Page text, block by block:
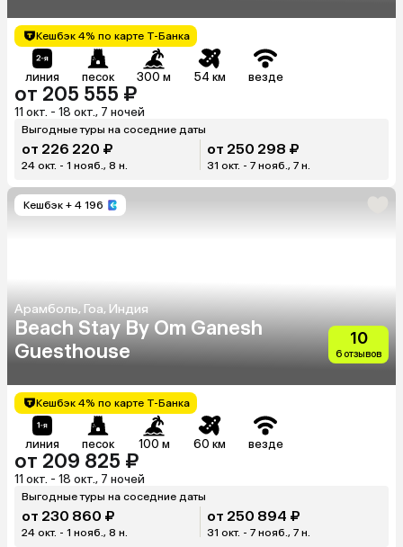
Кешбэк 4% по карте Т-Банка
линия песок 300 м 54 км везде
от 205 555 ₽
11 окт. - 18 окт., 7 ночей
Выгодные туры на соседние даты
от 226 220 ₽
24 окт. - 1 нояб., 8 н.
от 250 298 ₽
31 окт. - 7 нояб., 7 н.
Кешбэк + 4 196
Арамболь, Гоа, Индия
Beach Stay By Om Ganesh
Guesthouse
10
6 отзывов
Кешбэк 4% по карте Т-Банка
линия песок 100 м 60 км везде
от 209 825 ₽
11 окт. - 18 окт., 7 ночей
Выгодные туры на соседние даты
от 230 860 ₽
24 окт. - 1 нояб., 8 н.
от 250 894 ₽
31 окт. - 7 нояб., 7 н.